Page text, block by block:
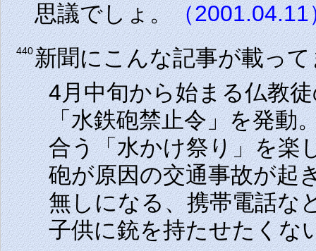
思議でしょ。（2001.04.11
440新聞にこんな記事が載っ
4月中旬から始まる仏教
「水鉄砲禁止令」を発動
合う「水かけ祭り」を楽
砲が原因の交通事故が起
無しになる、携帯電話な
子供に銃を持たせたくな